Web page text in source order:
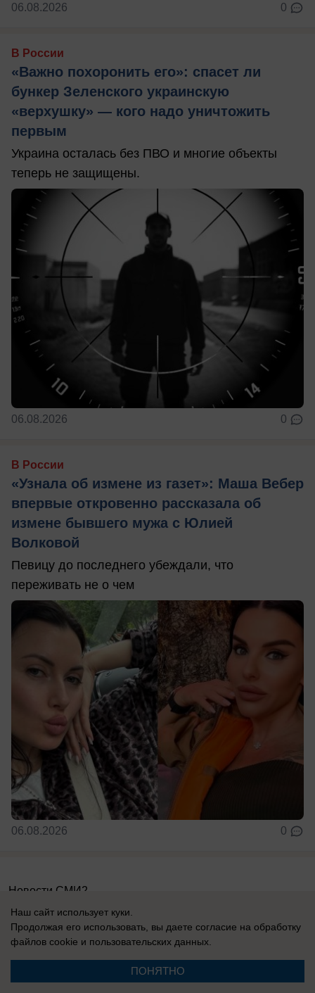
06.08.2026 0
В России
«Важно похоронить его»: спасет ли
бункер Зеленского украинскую
«верхушку» — кого надо уничтожить
первым
Украина осталась без ПВО и многие объекты
теперь не защищены.
06.08.2026 0
В России
«Узнала об измене из газет»: Маша Вебер
впервые откровенно рассказала об
измене бывшего мужа с Юлией
Волковой
Певицу до последнего убеждали, что
переживать не о чем
06.08.2026 0
Новости СМИ2
Реклама на сайте О компании
Наш сайт использует куки.
Продолжая его использовать, вы даете согласие на обработку
файлов cookie и пользовательских данных.
ПОНЯТНО